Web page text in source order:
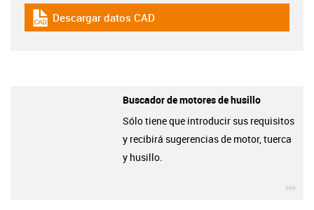
igus-icon-cad-dateien
Descargar datos CAD
Buscador de motores de husillo
Sólo tiene que introducir sus requisitos
y recibirá sugerencias de motor, tuerca
y husillo.